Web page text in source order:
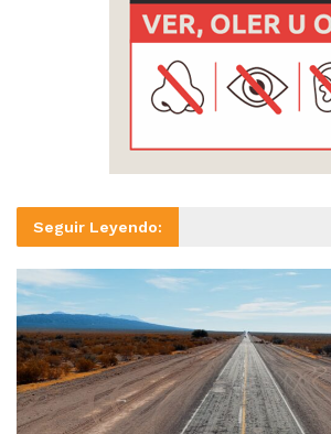
Seguir Leyendo: